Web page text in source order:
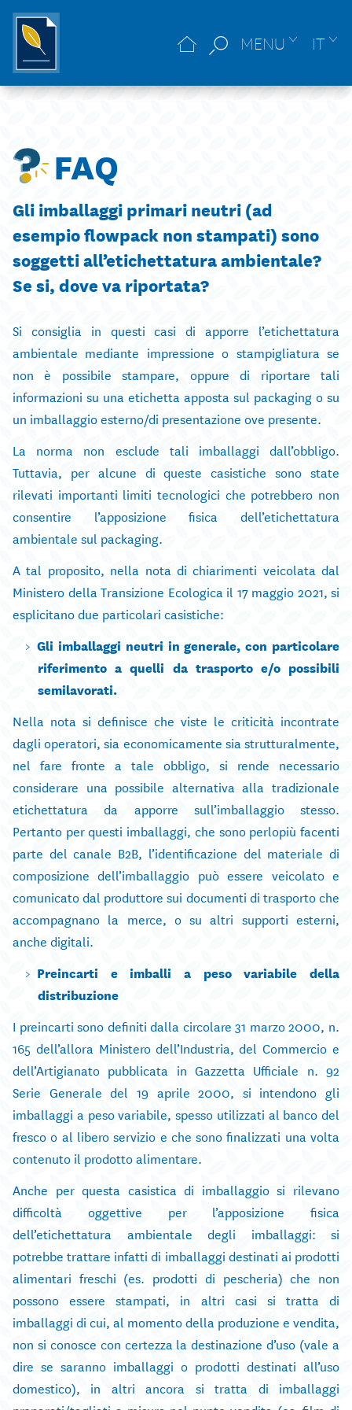
MENU IT
FAQ
Gli imballaggi primari neutri (ad
esempio flowpack non stampati) sono
soggetti all’etichettatura ambientale?
Se si, dove va riportata?
Si consiglia in questi casi di apporre l’etichettatura
ambientale mediante impressione o stampigliatura se
non è possibile stampare, oppure di riportare tali
informazioni su una etichetta apposta sul packaging o su
un imballaggio esterno/di presentazione ove presente.
La norma non esclude tali imballaggi dall’obbligo.
Tuttavia, per alcune di queste casistiche sono state
rilevati importanti limiti tecnologici che potrebbero non
consentire l’apposizione fisica dell’etichettatura
ambientale sul packaging.
A tal proposito, nella nota di chiarimenti veicolata dal
Ministero della Transizione Ecologica il 17 maggio 2021, si
esplicitano due particolari casistiche:
Gli imballaggi neutri in generale, con particolare
riferimento a quelli da trasporto e/o possibili
semilavorati.
Nella nota si definisce che viste le criticità incontrate
dagli operatori, sia economicamente sia strutturalmente,
nel fare fronte a tale obbligo, si rende necessario
considerare una possibile alternativa alla tradizionale
etichettatura da apporre sull’imballaggio stesso.
Pertanto per questi imballaggi, che sono perlopiù facenti
parte del canale B2B, l’identificazione del materiale di
composizione dell’imballaggio può essere veicolato e
comunicato dal produttore sui documenti di trasporto che
accompagnano la merce, o su altri supporti esterni,
anche digitali.
Preincarti e imballi a peso variabile della
distribuzione
I preincarti sono definiti dalla circolare 31 marzo 2000, n.
165 dell’allora Ministero dell’Industria, del Commercio e
dell’Artigianato pubblicata in Gazzetta Ufficiale n. 92
Serie Generale del 19 aprile 2000, si intendono gli
imballaggi a peso variabile, spesso utilizzati al banco del
fresco o al libero servizio e che sono finalizzati una volta
contenuto il prodotto alimentare.
Anche per questa casistica di imballaggio si rilevano
difficoltà oggettive per l’apposizione fisica
dell’etichettatura ambientale degli imballaggi: si
potrebbe trattare infatti di imballaggi destinati ai prodotti
alimentari freschi (es. prodotti di pescheria) che non
possono essere stampati, in altri casi si tratta di
imballaggi di cui, al momento della produzione e vendita,
non si conosce con certezza la destinazione d’uso (vale a
dire se saranno imballaggi o prodotti destinati all’uso
domestico), in altri ancora si tratta di imballaggi